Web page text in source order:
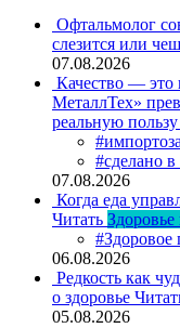
Офтальмолог
слезится или
07.08.2026
Качество — это
МеталлТех»
реальную
#сделано
07.08.2026
Когда еда
Читать
#Здоровое
06.08.2026
Редкость как
о здоровье
05.08.2026